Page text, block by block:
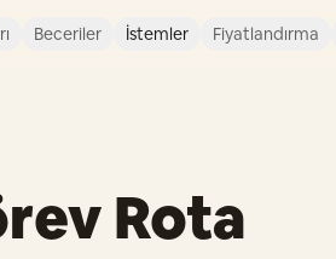
Beceriler İstemler Fiyatlandırma
Rota